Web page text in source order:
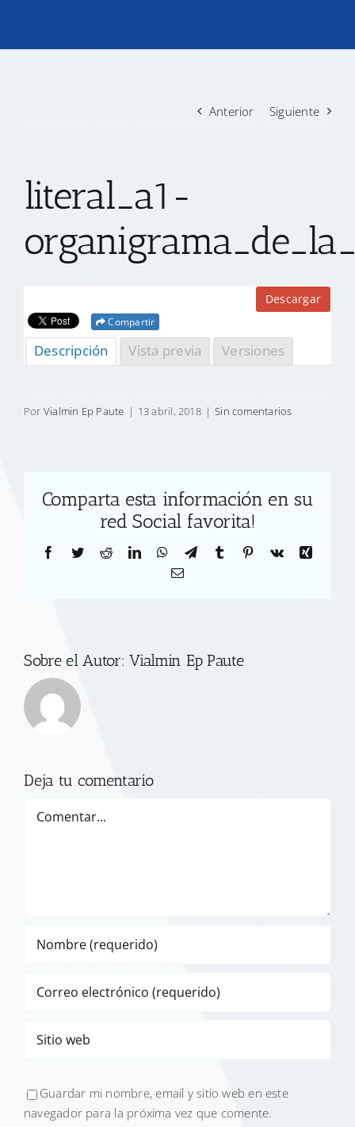
TRANSPARENCIA
CONTACTO
Anterior Siguiente
literal_a1-
Descargar
Compartir
Descripción Vista previa Versiones
Por Vialmin Ep Paute | 13 abril, 2018 | Sin comentarios
Comparta esta información en su
red Social favorita!
Facebook
TwitterRedditLinkedInWhatsApp
TelegramTumblr Pinterest
Vk
Xing
Correo
Sobre el Autor:Vialmin Ep Paute
Deja tu comentario
Guardar mi nombre, email y sitio web en este
navegador para la próxima vez que comente.